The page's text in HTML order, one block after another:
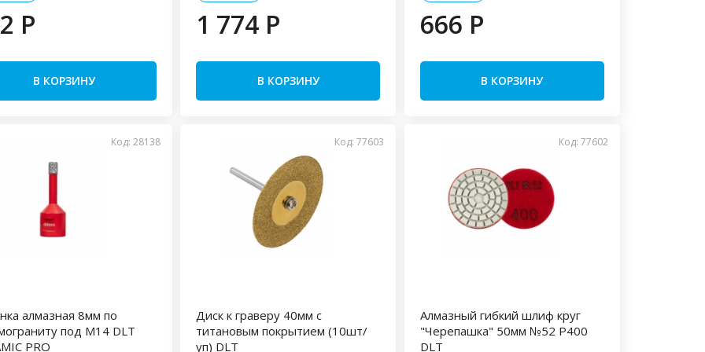
P
В КОРЗИНУ
1 774 P
В КОРЗИНУ
666 P
В КОРЗИНУ
Код: 28138
алмазная 8мм по
под М14 DLT
PRO
Код: 77603
Диск к граверу 40мм с
титановым покрытием (10шт/
уп) DLT
Код: 77602
Алмазный гибкий шлиф круг
"Черепашка" 50мм №52 P400
DLT